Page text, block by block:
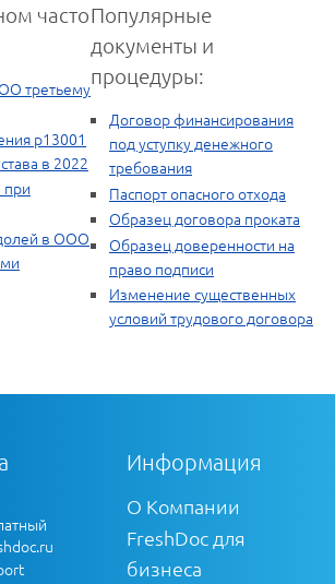
часто
третьему
р13001
в 2022
в ООО
Популярные
документы и
процедуры:
Договор финансирования
под уступку денежного
требования
Паспорт опасного отхода
Образец договора проката
Образец доверенности на
право подписи
Изменение существенных
условий трудового договора
Информация
О Компании
FreshDoc для
бизнеса